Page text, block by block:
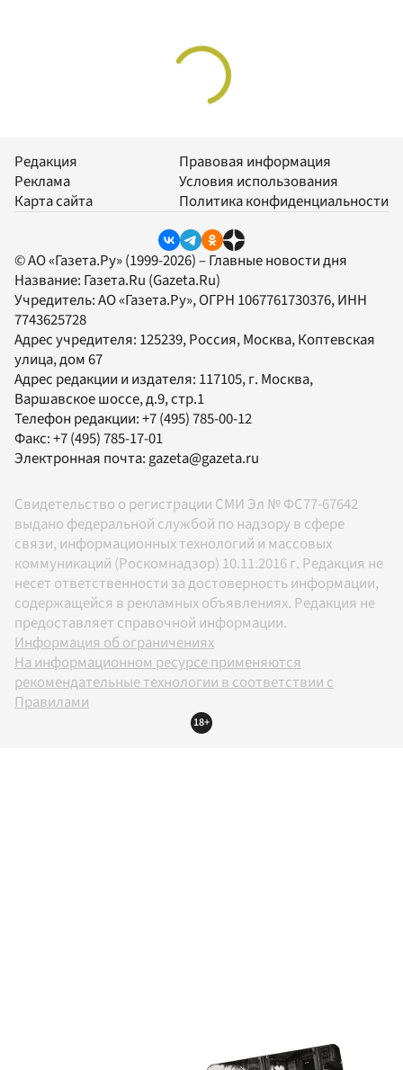
Редакция
Реклама
Карта сайта
Правовая информация
Условия использования
Политика конфиденциальности
© АО «Газета.Ру» (1999-2026) – Главные новости дня
Название: Газета.Ru (Gazeta.Ru)
Учредитель:АО «Газета.Ру», ОГРН 1067761730376, ИНН
7743625728
Адрес учредителя: 125239, Россия, Москва, Коптевская
улица, дом 67
Адрес редакции и издателя: 117105, г. Москва,
Варшавское шоссе, д.9, стр.1
Телефон редакции:+7 (495) 785-00-12
Факс:+7 (495) 785-17-01
Электронная почта: gazeta@gazeta.ru
Свидетельство о регистрации СМИ Эл № ФС77-67642
выдано федеральной службой по надзору в сфере
связи, информационных технологий и массовых
коммуникаций (Роскомнадзор) 10.11.2016 г. Редакция не
несет ответственности за достоверность информации,
содержащейся в рекламных объявлениях. Редакция не
предоставляет справочной информации.
Информация об ограничениях
На информационном ресурсе применяются
рекомендательные технологии в соответствии с
Правилами
18+